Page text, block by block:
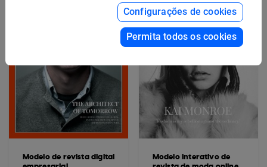
Modelo de revista digital
Modelo interativo de
Configurações de cookies
Permita todos os cookies